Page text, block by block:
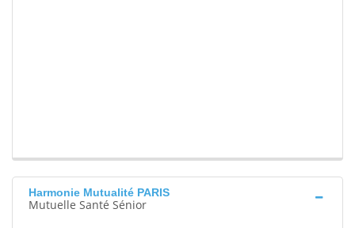
Harmonie Mutualité PARIS
Mutuelle Santé Sénior